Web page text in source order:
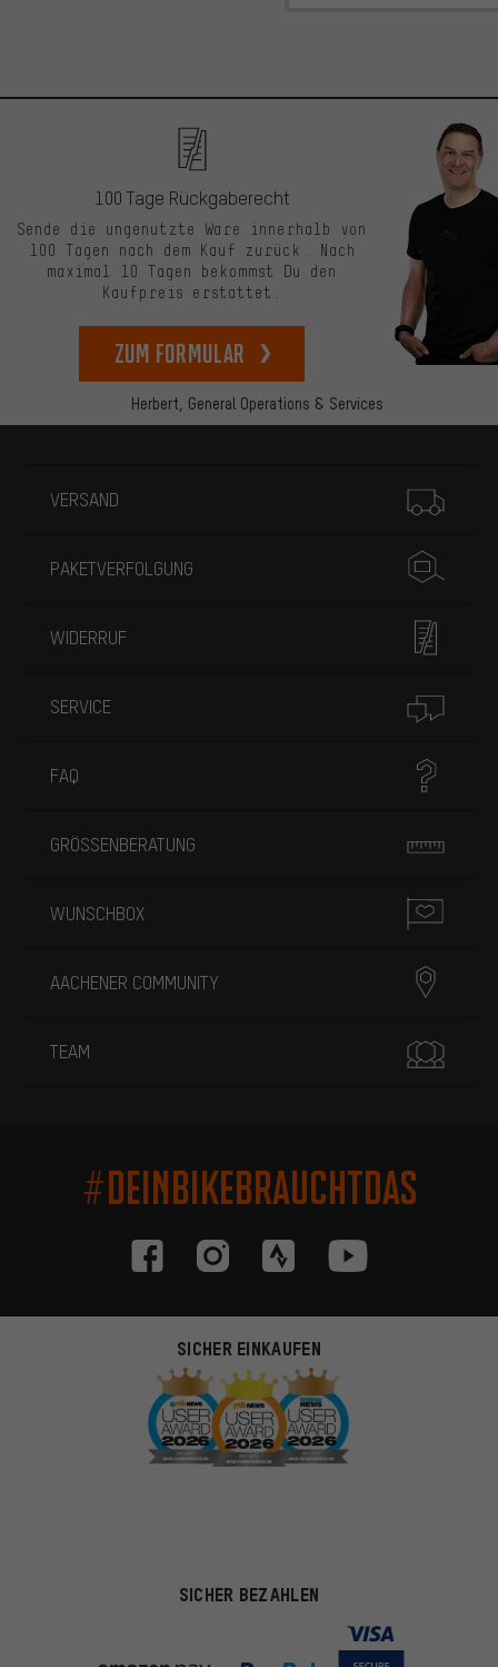
Herbert, General Operations & Services
100 Tage Rückgaberecht
Sende die ungenutzte Ware innerhalb von
100 Tagen nach dem Kauf zurück. Nach
maximal 10 Tagen bekommst Du den
Kaufpreis erstattet.
zum Formular
VERSAND
PAKETVERFOLGUNG
WIDERRUF
SERVICE
FAQ
GRÖSSENBERATUNG
WUNSCHBOX
AACHENER COMMUNITY
TEAM
#DEINBIKEBRAUCHTDAS
SICHER EINKAUFEN
SICHER BEZAHLEN